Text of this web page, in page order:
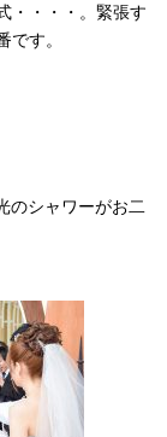
・・・・。緊張す
です。
のシャワーがお二